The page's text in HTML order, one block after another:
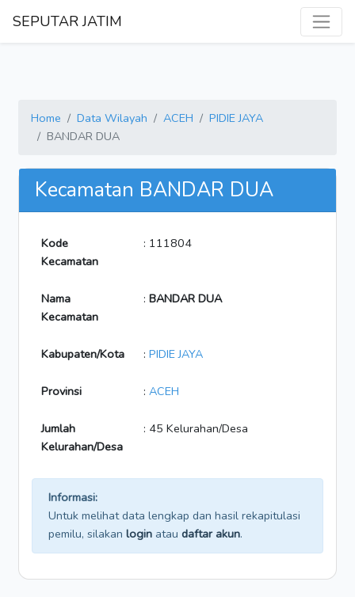
SEPUTAR JATIM
Home Data Wilayah ACEH
PIDIE JAYA
BANDAR DUA
Kecamatan BANDAR DUA
Kode
Kecamatan
: 111804
Nama
Kecamatan
: BANDAR DUA
Kabupaten/Kota : PIDIE JAYA
Provinsi : ACEH
Jumlah
Kelurahan/Desa
: 45 Kelurahan/Desa
Informasi:
Untuk melihat data lengkap dan hasil rekapitulasi
pemilu, silakan login atau daftar akun.